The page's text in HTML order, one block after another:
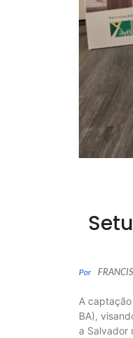
Por
A
BA),
a Salvador